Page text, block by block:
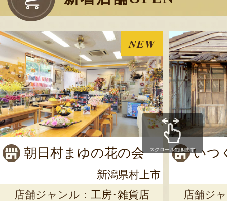
NEW
朝日村まゆの花の会
新潟県村上市
店舗ジャンル： 工房･雑貨店
いつ
店舗ジ
スクロールできます